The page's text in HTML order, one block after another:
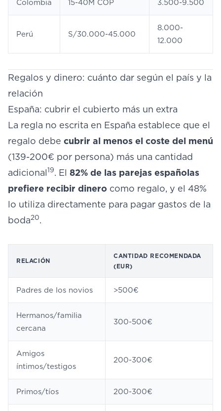
Colombia 15-40M COP 3.500-9.500
Perú S/30.000-45.000
8.000-
12.000
Regalos y dinero: cuánto dar según el país y la
relación
España: cubrir el cubierto más un extra
La regla no escrita en España establece que el
regalo debe cubrir al menos el coste del menú
(139-200€ por persona) más una cantidad
adicional19. El 82% de las parejas españolas
prefiere recibir dinero como regalo, y el 48%
lo utiliza directamente para pagar gastos de la
boda20.
RELACIÓN
CANTIDAD RECOMENDADA
(EUR)
Padres de los novios >500€
Hermanos/familia
cercana
300-500€
Amigos
íntimos/testigos
200-300€
Primos/tíos 200-300€